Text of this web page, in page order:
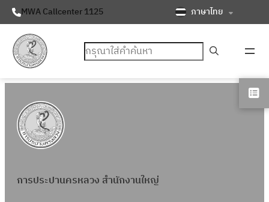
MWA Callcenter 1125 ภาษาไทย
ค้นหา
การประปานครหลวง สำนักงานใหญ่